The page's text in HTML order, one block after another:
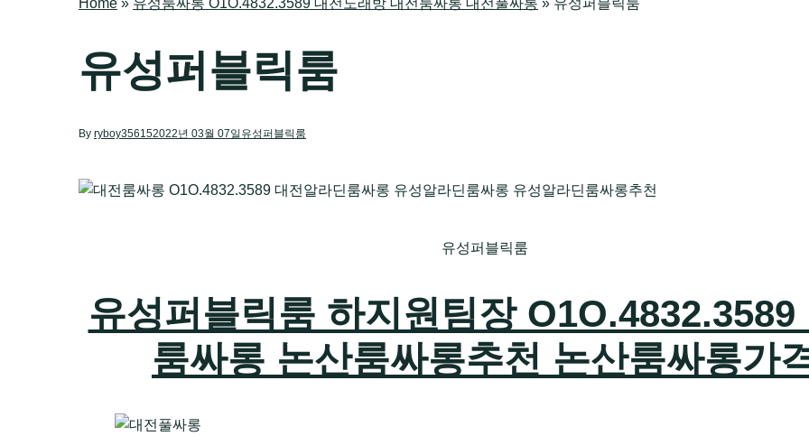
Home » 유성룸싸롱 O1O.4832.3589 대전노래방 대전룸싸롱 대전풀싸롱 » 유성퍼블릭룸
유성퍼블릭룸
By ryboy356152022년 03월 07일 유성퍼블릭룸
유성퍼블릭룸
유성퍼블릭룸 하지원팀장 O1O.4832.3589
룸싸롱 논산룸싸롱추천 논산룸싸롱가